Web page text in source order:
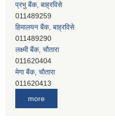
प्रभु बैंक, बाह्रविसे
011489259
हिमालयन बैंक, बाह्रविसे
011489290
लक्ष्मी बैंक, चाैतारा
011620404
मेगा बैंक, चाैतारा
011620413
more